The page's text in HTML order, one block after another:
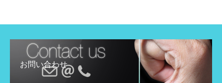
お問い合わせ